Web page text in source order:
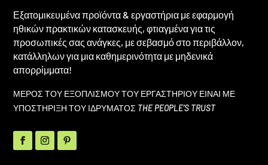
Εξατομικευμένα προϊόντα & εργαστήρια με εφαρμογή
ηθικών πρακτικών κατασκευής, φτιαγμένα για τις
προσωπικές σας ανάγκες, με σεβασμό στο περιβάλλον,
κατάλληλων για μια καθημερινότητα με μηδενικά
απορρίμματα!
ΜΕΡΟΣ ΤΟΥ ΕΞΟΠΛΙΣΜΟΥ ΤΟΥ ΕΡΓΑΣΤΗΡΙΟΥ ΕΙΝΑΙ ΜΕ
ΥΠΟΣΤΗΡΙΞΗ ΤΟΥ ΙΔΡΥΜΑΤΟΣ THE PEOPLE’S TRUST